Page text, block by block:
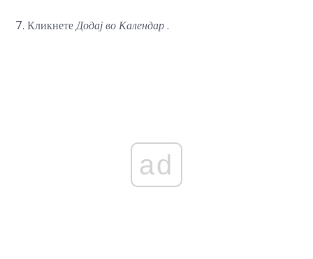
КликнетеДодај во Календар.
ad